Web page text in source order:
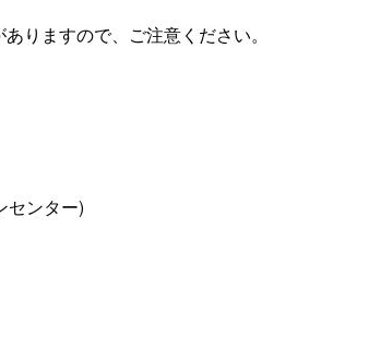
りますので、ご注意ください。
センター)